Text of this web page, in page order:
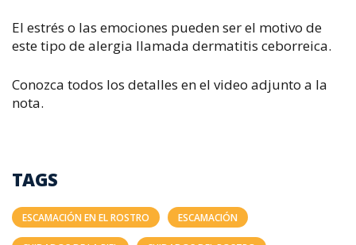
El estrés o las emociones pueden ser el motivo de
este tipo de alergia llamada dermatitis ceborreica.
Conozca todos los detalles en el video adjunto a la
nota.
TAGS
ESCAMACIÓN EN EL ROSTRO ESCAMACIÓN